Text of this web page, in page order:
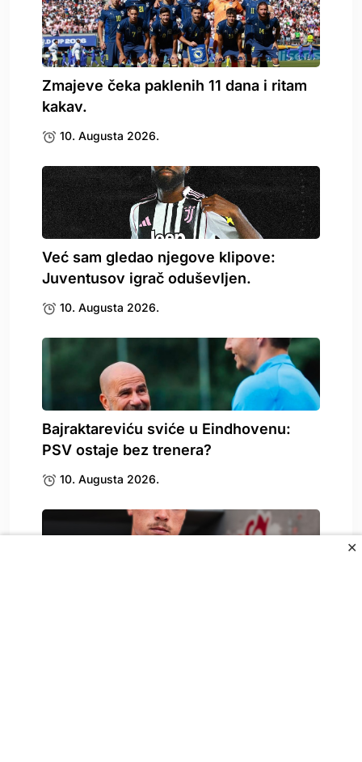
✕
Zmajeve čeka paklenih 11 dana i ritam
kakav.
10. Augusta 2026.
Već sam gledao njegove klipove:
Juventusov igrač oduševljen.
10. Augusta 2026.
Bajraktareviću sviće u Eindhovenu:
PSV ostaje bez trenera?
10. Augusta 2026.